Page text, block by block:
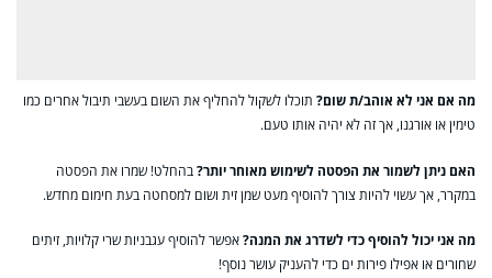
מה אם אני לא אוהב/ת שום? תוכלו לשקול להחליף את השום בעשבי תיבול אחרים כמו
טימין או אורגנו, אך זה לא יהיה אותו טעם.
האם ניתן לשמור את הפסטה לשימוש מאוחר יותר?בהחלט! שמרו את הפסטה
במקרר, אך עשוי להיות צורך להוסיף מעט שמן זית ושום למסחטה בעת חימום מחדש.
מה אני יכול להוסיף כדי לשדרג את המנה?אפשר להוסיף עגבניות שרי קלויות, זיתים
שחורים או אפילו פירות ים כדי להעניק עושר נוסף!